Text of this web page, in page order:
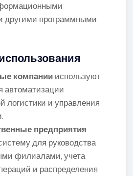
другими программными
компании используют
автоматизации
логистики и управления
предприятия
для руководства
филиалами, учета
и распределения